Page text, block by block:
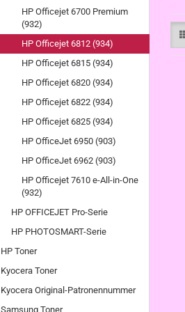
HP Officejet 6700 Premium
(932)
HP Officejet 6812 (934)
HP Officejet 6815 (934)
HP Officejet 6820 (934)
HP Officejet 6822 (934)
HP Officejet 6825 (934)
HP OfficeJet 6950 (903)
HP OfficeJet 6962 (903)
HP Officejet 7610 e-All-in-One
(932)
HP OFFICEJET Pro-Serie
HP PHOTOSMART-Serie
HP Toner
Kyocera Toner
Kyocera Original-Patronennummer
Samsung Toner